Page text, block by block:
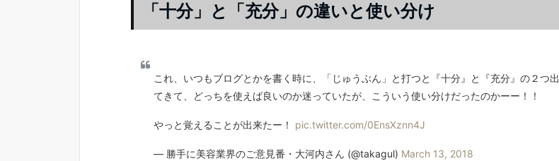
「十分」と「充分」の違いと使い分け
これ、いつもブログとかを書く時に、「じゅうぶん」と打つと『十分』と『充分』の２つ出
てきて、どっちを使えば良いのか迷っていたが、こういう使い分けだったのかーー！！
やっと覚えることが出来たー！ pic.twitter.com/0EnsXznn4J
— 勝手に美容業界のご意見番・大河内さん (@takagul) March 13, 2018